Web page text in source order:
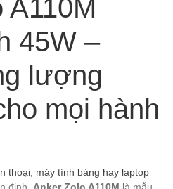
45W –
lượng
mọi hành
thoại, máy tính bảng hay laptop